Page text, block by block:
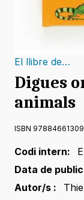
El llibre de…
Digues
animals
ISBN
Codi intern:
Data de
Autor/s :